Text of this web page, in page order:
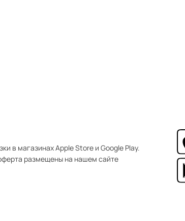
в магазинах Apple Store и Google Play.
размещены на нашем сайте